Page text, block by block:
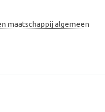
maatschappij algemeen